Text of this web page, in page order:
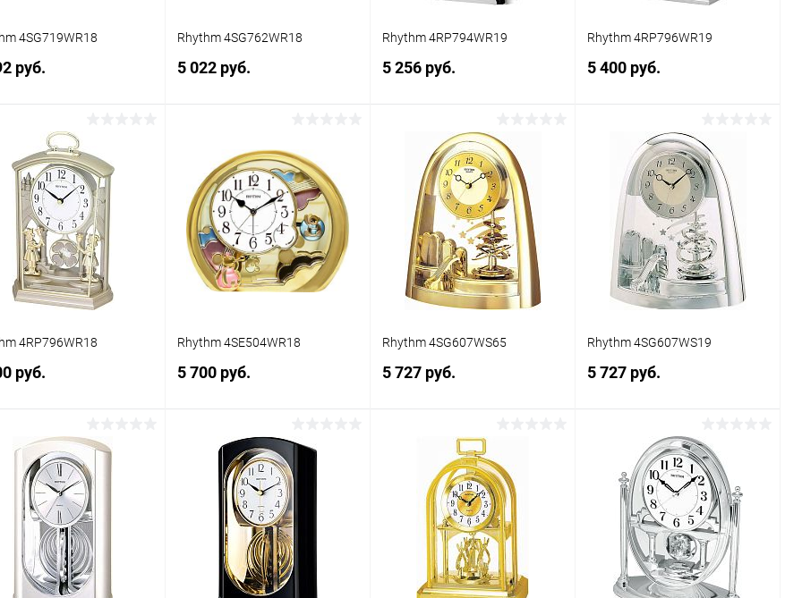
4SG719WR18
руб.
Заказать
Купить в 1
Сравнение
В избранное Под заказ
Rhythm 4SG762WR18
5 022 руб.
Купить в 1
клик
Сравнение
В избранное Под заказ
Rhythm 4RP794WR19
5 256 руб.
Заказать
Купить в 1
Сравнение
В избранное Под заказ
Rhythm 4RP796WR19
5 400 руб.
Заказать
Купить в 1
Сравнение
В избранное Под заказ
4RP796WR18
руб.
Заказать
Купить в 1
В избранное
Rhythm 4SE504WR18
5 700 руб.
Заказать
Купить в 1
В избранное
Rhythm 4SG607WS65
5 727 руб.
Заказать
Купить в 1
Сравнение
В избранное Под заказ
Rhythm 4SG607WS19
5 727 руб.
Заказать
Купить в 1
Сравнение
В избранное Под заказ